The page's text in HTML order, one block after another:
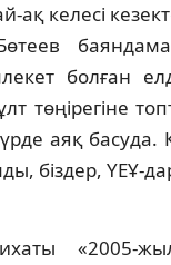
ақ келесi
болған
төңiрегiне
аяқ басуда.
бiздер, ҮЕҰ-
«2005-